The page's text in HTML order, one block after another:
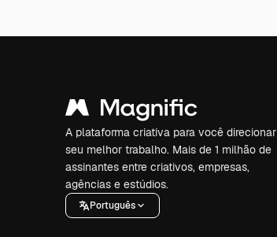
A plataforma criativa para você direcionar
seu melhor trabalho. Mais de 1 milhão de
assinantes entre criativos, empresas,
agências e estúdios.
Português